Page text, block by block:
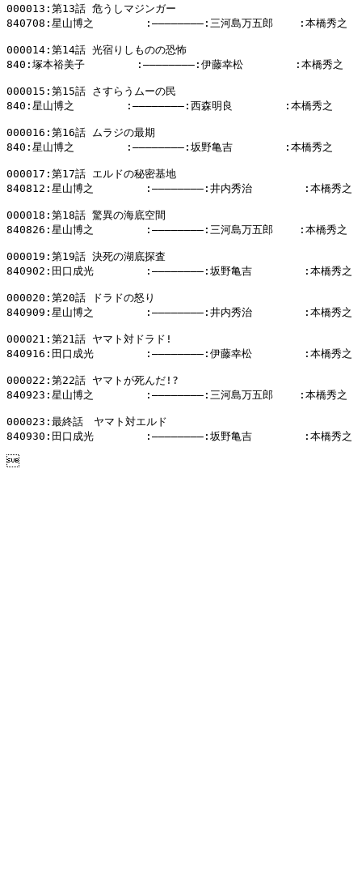
000013:第13話 危うしマジンガー
840708:星山博之        :――――――――:三河島万五郎    :本橋秀之
000014:第14話 光宿りしものの恐怖
840:塚本裕美子        :――――――――:伊藤幸松        :本橋秀之
000015:第15話 さすらうムーの民
840:星山博之        :――――――――:西森明良        :本橋秀之
000016:第16話 ムラジの最期
840:星山博之        :――――――――:坂野亀吉        :本橋秀之
000017:第17話 エルドの秘密基地
840812:星山博之        :――――――――:井内秀治        :本橋秀之
000018:第18話 驚異の海底空間
840826:星山博之        :――――――――:三河島万五郎    :本橋秀之
000019:第19話 決死の湖底探査
840902:田口成光        :――――――――:坂野亀吉        :本橋秀之
000020:第20話 ドラドの怒り
840909:星山博之        :――――――――:井内秀治        :本橋秀之
000021:第21話 ヤマト対ドラド!
840916:田口成光        :――――――――:伊藤幸松        :本橋秀之
000022:第22話 ヤマトが死んだ!?
840923:星山博之        :――――――――:三河島万五郎    :本橋秀之
000023:最終話　ヤマト対エルド
